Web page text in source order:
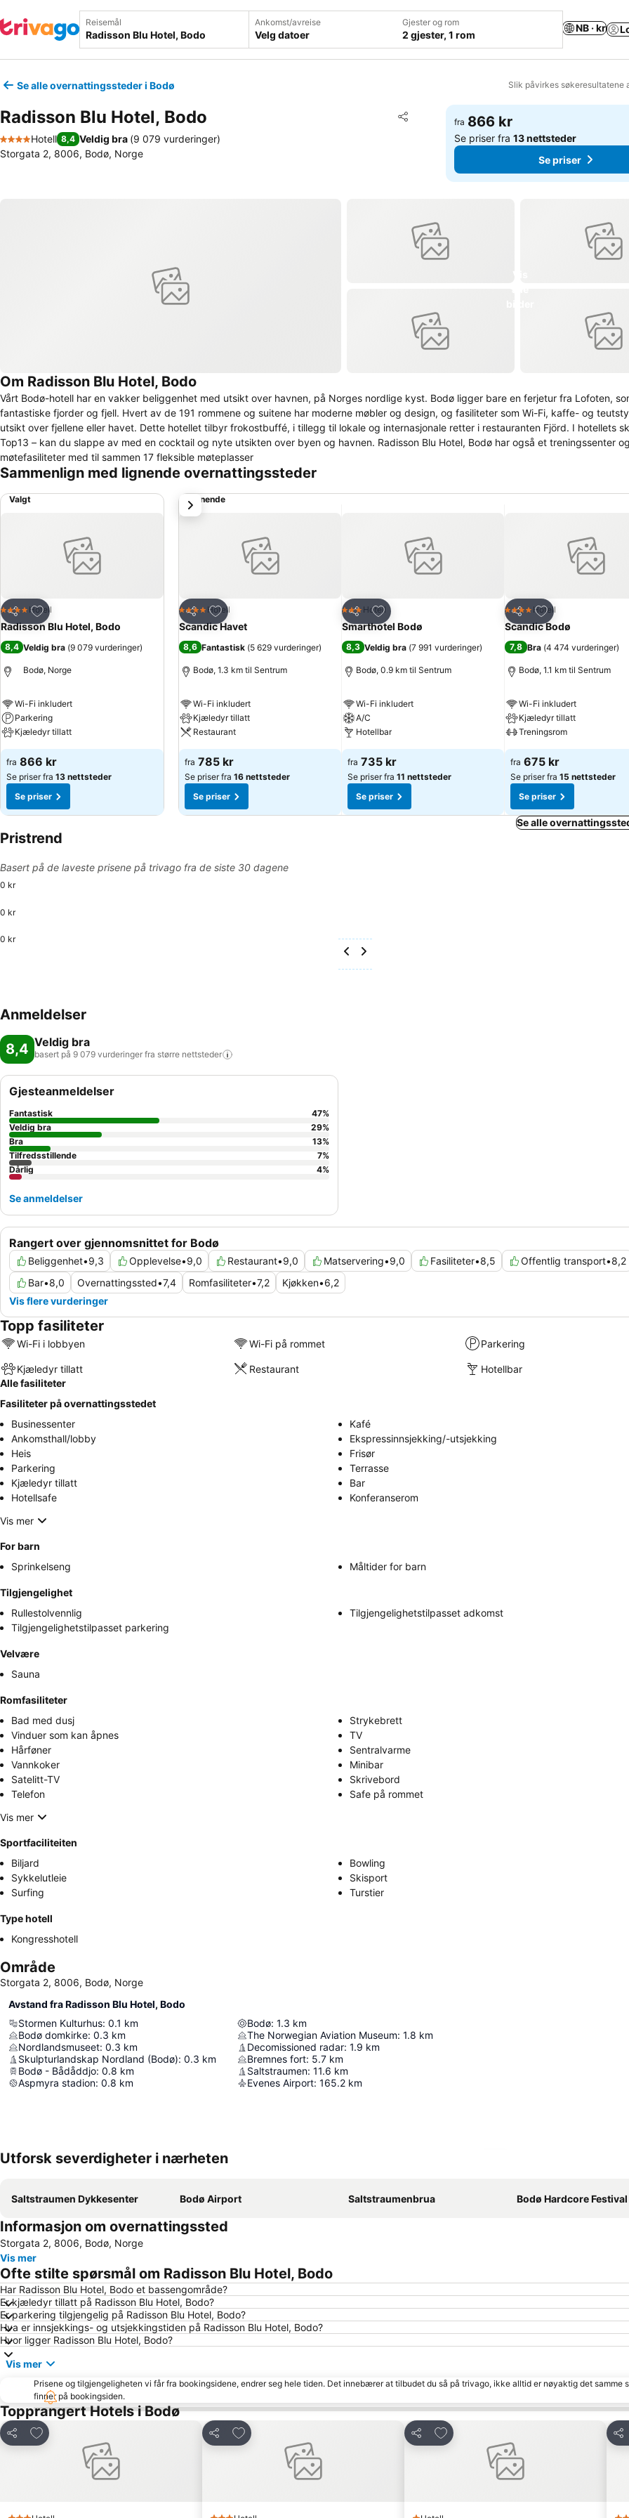
Reisemål Ankomst/avreise
Velg datoer
Gjester og rom
2 gjester, 1 rom
NB · kr
Se alle overnattingssteder i Bodø Slik påvirkes søkeresultatene
Radisson Blu Hotel, Bodo Del
Legg til i favoritter
4 Stjerner
Hotell 8,4 Veldig bra (9 079 vurderinger)
Storgata 2, 8006, Bodø, Norge
fra 866 kr
Se priser fra13 nettsteder
Se priser
Om Radisson Blu Hotel, Bodo
Vårt Bodø-hotell har en vakker beliggenhet med utsikt over havnen, på Norges nordlige kyst. Bodø ligger bare en ferjetur fra Lofoten,
fantastiske fjorder og fjell. Hvert av de 191 rommene og suitene har moderne møbler og design, og fasiliteter som Wi-Fi, kaffe- og
utsikt over fjellene eller havet. Dette hotellet tilbyr frokostbuffé, i tillegg til lokale og internasjonale retter i restauranten Fjörd. I hotellets
Top13 – kan du slappe av med en cocktail og nyte utsikten over byen og havnen. Radisson Blu Hotel, Bodø har også et treningssenter og
møtefasiliteter med til sammen 17 fleksible møteplasser
Sammenlign med lignende overnattingssteder
Valgt
Del
Legg til i favoritter
4 StjernerHotell
Radisson Blu Hotel, Bodo
8,4 Veldig bra (9 079 vurderinger)
Bodø, Norge
Wi-Fi inkludert
Parkering
Kjæledyr tillatt
fra 866 kr
Se priser fra 13 nettsteder
Se priser
Lignende
Del
Legg til i favoritter
4 StjernerHotell
Scandic Havet
8,6 Fantastisk (5 629 vurderinger)
Bodø, 1.3 km til Sentrum
Wi-Fi inkludert
Kjæledyr tillatt
Restaurant
fra 785 kr
Se priser fra 16 nettsteder
Se priser
Del
Legg til i favoritter
3 Stjerner
Hotell
Smarthotel Bodø
8,3 Veldig bra (7 991 vurderinger)
Bodø, 0.9 km til Sentrum
Wi-Fi inkludert
A/C
Hotellbar
fra 735 kr
Se priser fra 11 nettsteder
Se priser
Del
Legg til i favoritter
4 StjernerHotell
Scandic Bodø
7,8 Bra (4 474 vurderinger)
Bodø, 1.1 km til Sentrum
Wi-Fi inkludert
Kjæledyr tillatt
Treningsrom
fra 675 kr
Se priser fra 15 nettsteder
Se priser
Neste
Se alle
Pristrend
Basert på de laveste prisene på trivago fra de siste 30 dagene
0 kr
0 kr
0 kr
Anmeldelser
8,4 Veldig bra
basert på 9 079 vurderinger fra større nettsteder
Rangert over gjennomsnittet for Bodø
Beliggenhet•9,3 Opplevelse•9,0 Restaurant•9,0 Matservering•9,0 Fasiliteter•8,5 Offentlig transport•8,2
Bar•8,0 Overnattingssted•7,4 Romfasiliteter•7,2 Kjøkken•6,2
Vis flere vurderinger
Gjesteanmeldelser
Fantastisk 47%
Veldig bra
29%
Bra
13%
Tilfredsstillende
7%
Dårlig
4%
Se anmeldelser
Topp fasiliteter
Wi-Fi i lobbyen Wi-Fi på rommet Parkering
Kjæledyr tillatt Restaurant
Hotellbar
Alle fasiliteter
Fasiliteter på overnattingsstedet
Businessenter
Kafé
Ankomsthall/lobby
Ekspressinnsjekking/-utsjekking
Heis
Frisør
Parkering
Terrasse
Kjæledyr tillatt
Bar
Hotellsafe
Konferanserom
Vis mer
For barn
Sprinkelseng
Måltider for barn
Tilgjengelighet
Rullestolvennlig
Tilgjengelighetstilpasset adkomst
Tilgjengelighetstilpasset parkering
Velvære
Sauna
Romfasiliteter
Bad med dusj
Strykebrett
Vinduer som kan åpnes
TV
Hårføner
Sentralvarme
Vannkoker
Minibar
Satelitt-TV
Skrivebord
Telefon
Safe på rommet
Vis mer
Sportfaciliteiten
Biljard
Bowling
Sykkelutleie
Skisport
Surfing
Turstier
Type hotell
Kongresshotell
Område
Storgata 2, 8006, Bodø, Norge
Avstand fra Radisson Blu Hotel, Bodo
Stormen Kulturhus: 0.1 km
Bodø domkirke: 0.3 km
Nordlandsmuseet: 0.3 km
Skulpturlandskap Nordland (Bodø): 0.3 km
Bodø - Bådåddjo: 0.8 km
Aspmyra stadion: 0.8 km
Bodø: 1.3 km
The Norwegian Aviation Museum: 1.8 km
Decomissioned radar: 1.9 km
Bremnes fort: 5.7 km
Saltstraumen: 11.6 km
Evenes Airport: 165.2 km
Utforsk severdigheter i nærheten
Saltstraumen Dykkesenter Bodø Airport Saltstraumenbrua Bodø Hardcore Festival
Informasjon om overnattingssted
Storgata 2, 8006, Bodø, Norge
Vis mer
Ofte stilte spørsmål om Radisson Blu Hotel, Bodo
Har Radisson Blu Hotel, Bodo et bassengområde?
Er kjæledyr tillatt på Radisson Blu Hotel, Bodo?
Er parkering tilgjengelig på Radisson Blu Hotel, Bodo?
Hva er innsjekkings- og utsjekkingstiden på Radisson Blu Hotel, Bodo?
Hvor ligger Radisson Blu Hotel, Bodo?
Vis mer
Prisene og tilgjengeligheten vi får fra bookingsidene, endrer seg hele tiden. Det innebærer at tilbudet du så på trivago, ikke alltid er nøyaktig det samme
finner på bookingsiden.
Topprangert Hotels i Bodø
Del
Legg til i favoritter
Del
Legg til i favoritter
Del
Legg til i favoritter
Del